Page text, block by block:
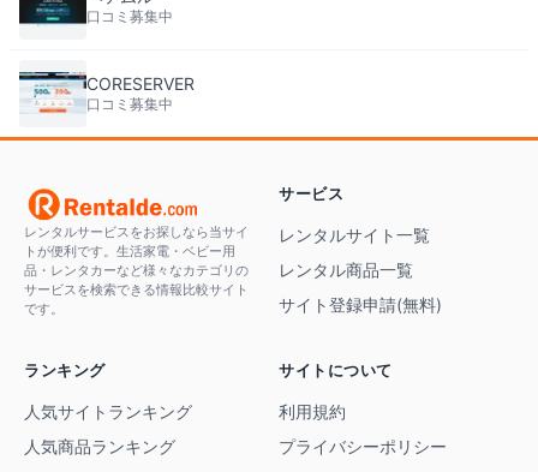
口コミ募集中
CORESERVER
口コミ募集中
レンタルサービスをお探しなら当サイ
トが便利です。生活家電・ベビー用
品・レンタカーなど様々なカテゴリの
サービスを検索できる情報比較サイト
です。
サービス
レンタルサイト一覧
レンタル商品一覧
サイト登録申請(無料)
ランキング
人気サイトランキング
人気商品ランキング
サイトについて
利用規約
プライバシーポリシー